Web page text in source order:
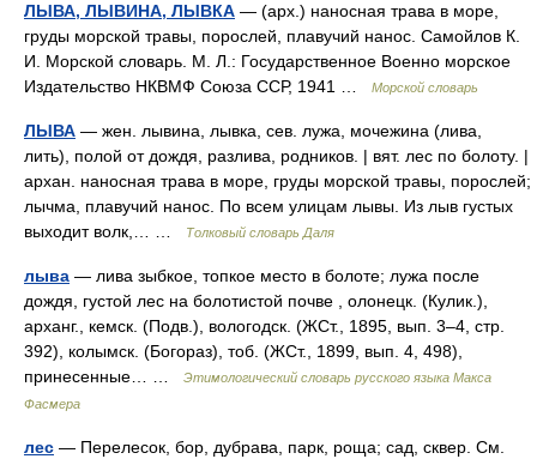
ЛЫВА, ЛЫВИНА, ЛЫВКА — (арх.) наносная трава в море,
груды морской травы, порослей, плавучий нанос. Самойлов К.
И. Морской словарь. М. Л.: Государственное Военно морское
Издательство НКВМФ Союза ССР, 1941 …
Морской словарь
ЛЫВА — жен. лывина, лывка, сев. лужа, мочежина (лива,
лить), полой от дождя, разлива, родников. | вят. лес по болоту. |
архан. наносная трава в море, груды морской травы, порослей;
лычма, плавучий нанос. По всем улицам лывы. Из лыв густых
выходит волк,… …
Толковый словарь Даля
лыва — лива зыбкое, топкое место в болоте; лужа после
дождя, густой лес на болотистой почве , олонецк. (Кулик.),
арханг., кемск. (Подв.), вологодск. (ЖСт., 1895, вып. 3–4, стр.
392), колымск. (Богораз), тоб. (ЖСт., 1899, вып. 4, 498),
принесенные… …
Этимологический словарь русского языка Макса
Фасмера
лес — Перелесок, бор, дубрава, парк, роща; сад, сквер. См.